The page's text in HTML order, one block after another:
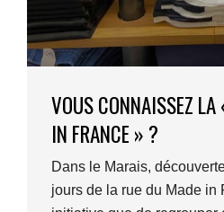
VOUS CONNAISSEZ
IN FRANCE » ?
Dans le Marais,
jours de la rue du Made in